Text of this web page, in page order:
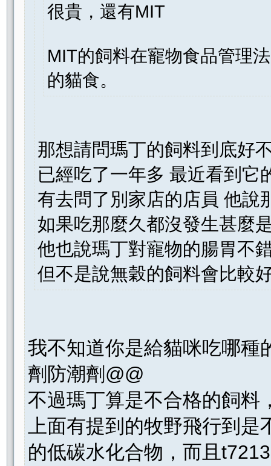
很貴，還有MIT
MIT的飼料在寵物食品管理
的貓食。
那想請問瑪丁的飼料到底好
已經吃了一年多 最近看到它
有去問了別家店的店員 他說
如果吃那麼久都沒發生甚麼
他也說瑪丁對寵物的腸胃不
但不是說無穀的飼料會比較
我不知道你是給貓咪吃哪種
劑防潮劑@@
不過瑪丁算是不合格的飼料
上面有提到的牧野飛行到
的低碳水化合物，而且